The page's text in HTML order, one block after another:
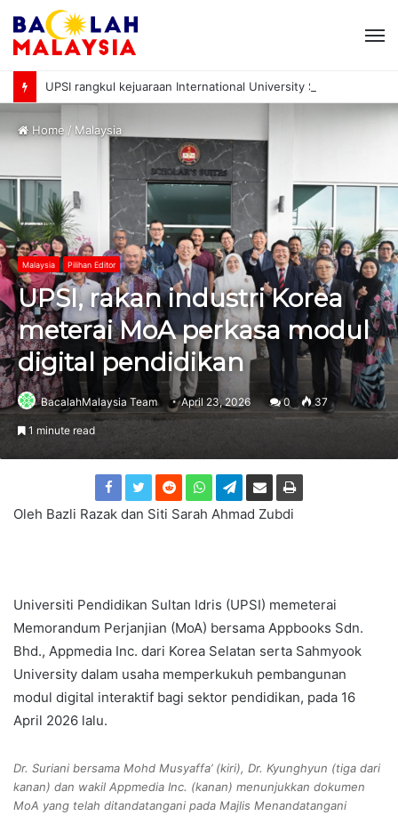
Home / Malaysia
Malaysia Pilihan Editor
UPSI, rakan industri Korea
meterai MoA perkasa modul
digital pendidikan
BacalahMalaysia Team April 23, 2026 0 37
1 minute read
Oleh Bazli Razak dan Siti Sarah Ahmad Zubdi
Universiti Pendidikan Sultan Idris (UPSI) memeterai
Memorandum Perjanjian (MoA) bersama Appbooks Sdn.
Bhd., Appmedia Inc. dari Korea Selatan serta Sahmyook
University dalam usaha memperkukuh pembangunan
modul digital interaktif bagi sektor pendidikan, pada 16
April 2026 lalu.
Dr. Suriani bersama Mohd Musyaffa’ (kiri), Dr. Kyunghyun (tiga dari
kanan) dan wakil Appmedia Inc. (kanan) menunjukkan dokumen
MoA yang telah ditandatangani pada Majlis Menandatangani